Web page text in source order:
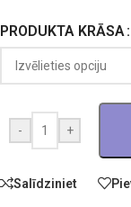
PRODUKTA KRĀSA
- +
Salīdziniet